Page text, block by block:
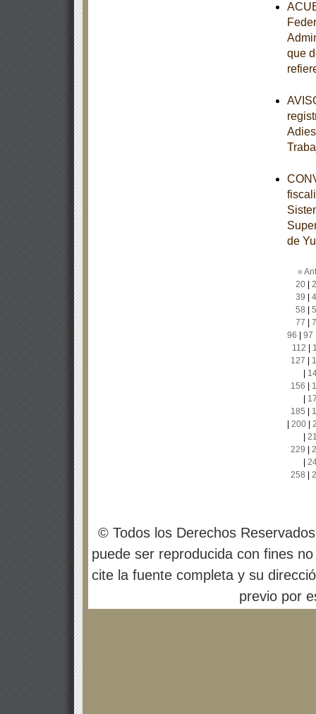
que
de
«
20|
39
58
77
96
97
112
127
156
185
200|
229
258
© Todos los Derechos
puede ser reproducida con fines
cite la fuente completa y su
previo por